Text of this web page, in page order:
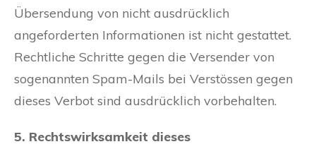
Übersendung von nicht ausdrücklich
angeforderten Informationen ist nicht gestattet.
Rechtliche Schritte gegen die Versender von
sogenannten Spam-Mails bei Verstössen gegen
dieses Verbot sind ausdrücklich vorbehalten.
5. Rechtswirksamkeit dieses